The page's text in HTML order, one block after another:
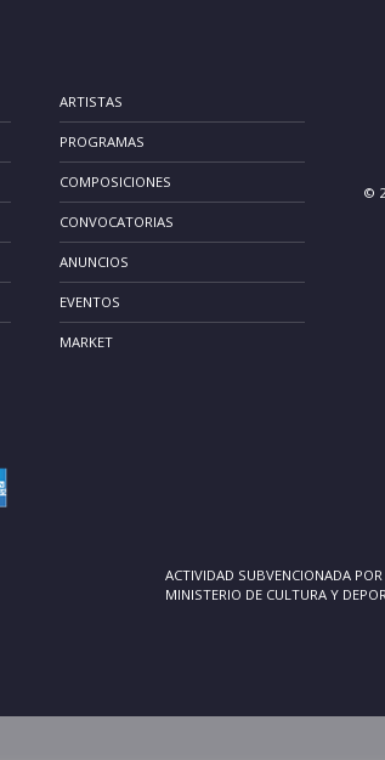
ARTISTAS
PROGRAMAS
COMPOSICIONES
CONVOCATORIAS
ANUNCIOS
EVENTOS
MARKET
©
ACTIVIDAD SUBVENCIONADA POR
MINISTERIO DE CULTURA Y